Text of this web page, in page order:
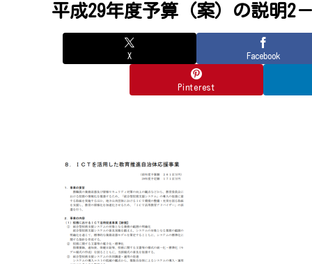
平成29年度予算（案）の説明2
X Facebook
Pinterest